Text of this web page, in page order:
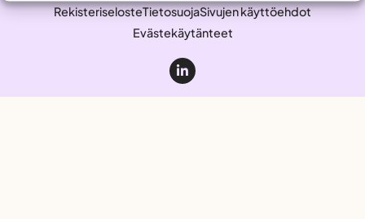
RekisteriselosteTietosuojaSivujen käyttöehdot
Evästekäytänteet